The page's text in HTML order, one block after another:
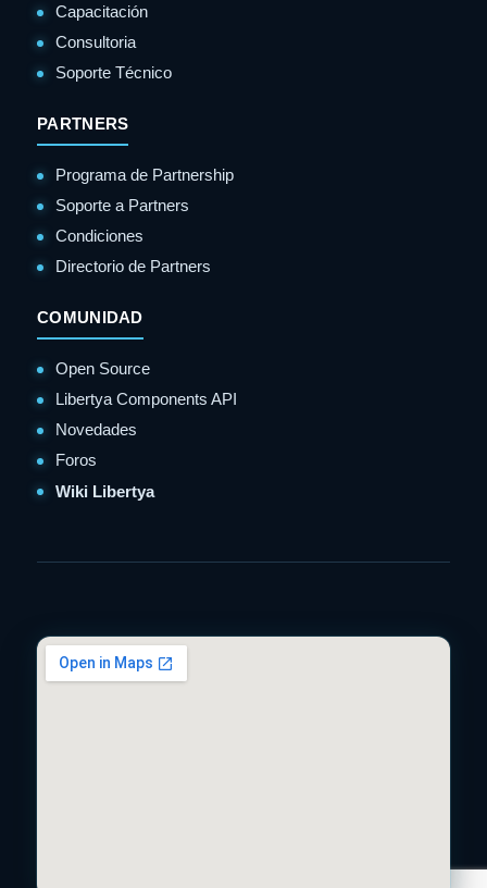
Capacitación
Consultoria
Soporte Técnico
PARTNERS
Programa de Partnership
Soporte a Partners
Condiciones
Directorio de Partners
COMUNIDAD
Open Source
Libertya Components API
Novedades
Foros
Wiki Libertya